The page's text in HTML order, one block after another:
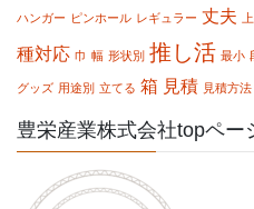
ハンガー ピンホール レギュラー 丈夫
種対応 巾 幅 形状別 推し活 最小
グッズ 用途別 立てる 箱 見積 見積方法
豊栄産業株式会社topペー